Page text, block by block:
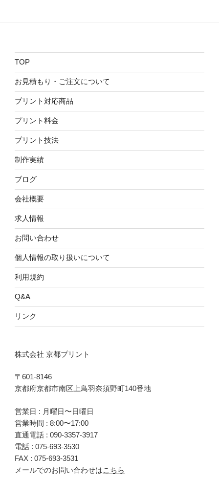
TOP
お見積もり・ご注文について
プリント対応商品
プリント料金
プリント技法
制作実績
ブログ
会社概要
求人情報
お問い合わせ
個人情報の取り扱いについて
利用規約
Q&A
リンク
株式会社 京都プリント
〒601-8146
京都府京都市南区上鳥羽奈須野町140番地
営業日 : 月曜日〜日曜日
営業時間 : 8:00〜17:00
直通電話 : 090-3357-3917
電話 : 075-693-3530
FAX : 075-693-3531
メールでのお問い合わせはこちら